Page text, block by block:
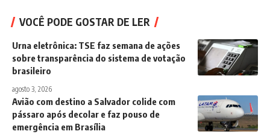
VOCÊ PODE GOSTAR DE LER
Urna eletrônica: TSE faz semana de ações
sobre transparência do sistema de votação
brasileiro
agosto 3, 2026
Avião com destino a Salvador colide com
pássaro após decolar e faz pouso de
emergência em Brasília